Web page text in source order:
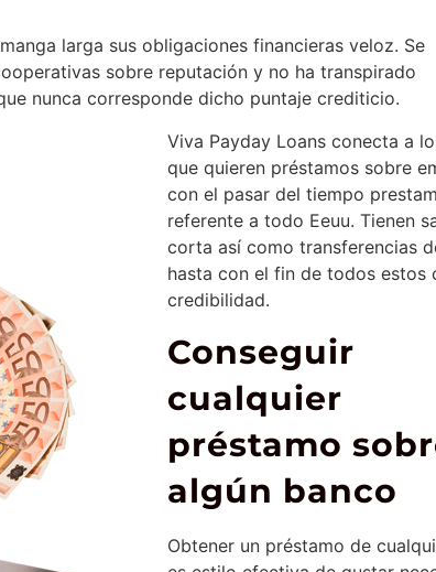
larga sus obligaciones financieras veloz. Se
sobre reputación y no ha transpirado
nunca corresponde dicho puntaje crediticio.
Viva Payday Loans conecta a
que quieren préstamos sobre
con el pasar del tiempo
referente a todo Eeuu. Tienen
corta así­ como transferencias
hasta con el fin de todos estos
credibilidad.
Conseguir
cualquier
préstamo
algún banco
Obtener un préstamo de